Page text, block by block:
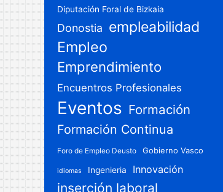
Diputación Foral de Bizkaia
Donostia empleabilidad
Empleo
Emprendimiento
Encuentros Profesionales
Eventos Formación
Formación Continua
Foro de Empleo Deusto Gobierno Vasco
idiomas Ingenieria Innovación
inserción laboral